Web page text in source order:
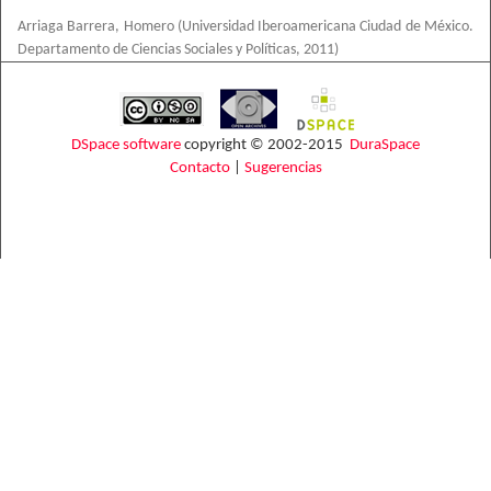
Arriaga Barrera, Homero (Universidad Iberoamericana Ciudad de México.
Departamento de Ciencias Sociales y Políticas, 2011)
DSpace software copyright © 2002-2015 DuraSpace
Contacto| Sugerencias